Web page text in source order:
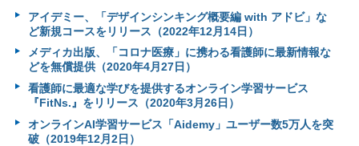
アイデミー、「デザインシンキング概要編 with アドビ」な
ど新規コースをリリース（2022年12月14日）
メディカ出版、「コロナ医療」に携わる看護師に最新情報な
どを無償提供（2020年4月27日）
看護師に最適な学びを提供するオンライン学習サービス
『FitNs.』をリリース（2020年3月26日）
オンラインAI学習サービス「Aidemy」ユーザー数5万人を突
破（2019年12月2日）